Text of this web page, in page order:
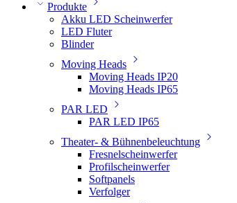
Produkte
Akku LED Scheinwerfer
LED Fluter
Blinder
Moving Heads
Moving Heads IP20
Moving Heads IP65
PAR LED
PAR LED IP65
Theater- & Bühnenbeleuchtung
Fresnelscheinwerfer
Profilscheinwerfer
Softpanels
Verfolger